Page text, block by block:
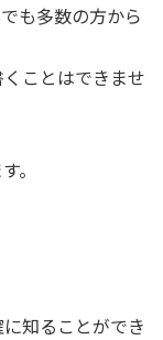
も多数の方から
ことはできませ
。
知ることができ